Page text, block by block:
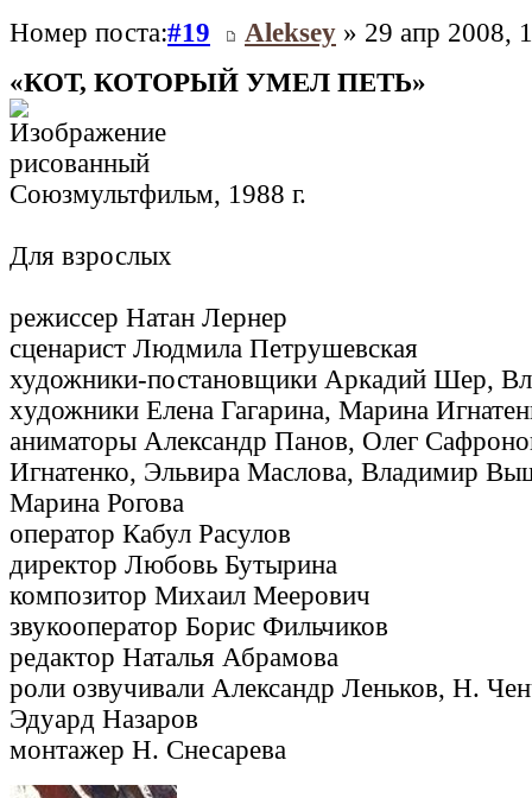
Номер поста:#19 Aleksey » 29 апр 2008,
«КОТ, КОТОРЫЙ УМЕЛ ПЕТЬ»
рисованный
Союзмультфильм, 1988 г.
Для взрослых
режиссер Натан Лернер
сценарист Людмила Петрушевская
художники-постановщики Аркадий Шер,
xудожники Елена Гагарина, Марина
аниматоры Александр Панов, Олег
Игнатенко, Эльвира Маслова, Владимир
Марина Рогова
оператор Кабул Расулов
директор Любовь Бутырина
композитор Михаил Меерович
звукооператор Борис Фильчиков
редактор Наталья Абрамова
роли озвучивали Александр Леньков, Н.
Эдуард Назаров
монтажер Н. Снесарева